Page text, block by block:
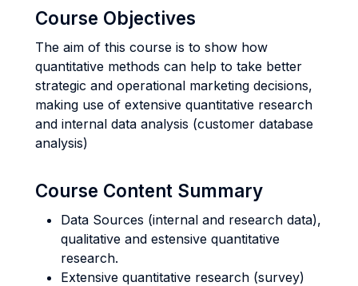
Course Objectives
The aim of this course is to show how
quantitative methods can help to take better
strategic and operational marketing decisions,
making use of extensive quantitative research
and internal data analysis (customer database
analysis)
Course Content Summary
Data Sources (internal and research data),
qualitative and estensive quantitative
research.
Extensive quantitative research (survey)